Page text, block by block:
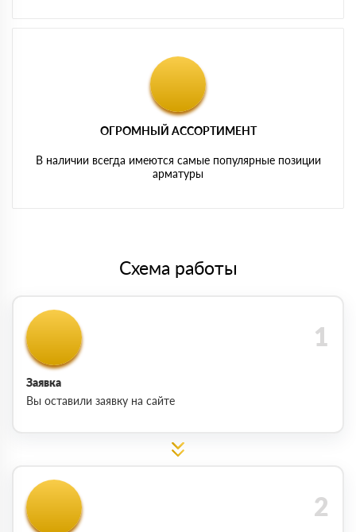
ОГРОМНЫЙ АССОРТИМЕНТ
В наличии всегда имеются самые популярные позиции
арматуры
Схема работы
Заявка
Вы оставили заявку на сайте